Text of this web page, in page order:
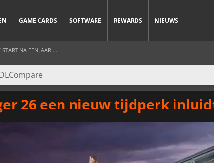
GAME CARDS SOFTWARE REWARDS NIEUWS
NA EEN JAAR ...
26 een nieuw tijdperk